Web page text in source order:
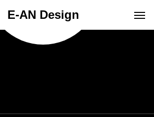
E-AN Design